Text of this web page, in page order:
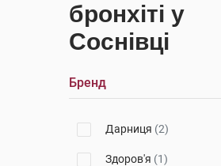
бронхіті у
Соснівці
Бренд
Дарниця (2)
Здоров'я (1)